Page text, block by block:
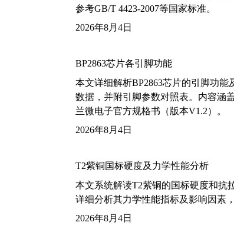
参考GB/T 4423-2007等国家标准。
2026年8月4日
BP2863芯片各引脚功能
本文详细解析BP2863芯片的引脚功
数据，并附引脚参数对照表。内容涵
兰微电子官方规格书（版本V1.2）。
2026年8月4日
T2紫铜国标硬度及力学性能分析
本文系统解读T2紫铜的国标硬度和抗
详细分析其力学性能指标及影响因素
2026年8月4日